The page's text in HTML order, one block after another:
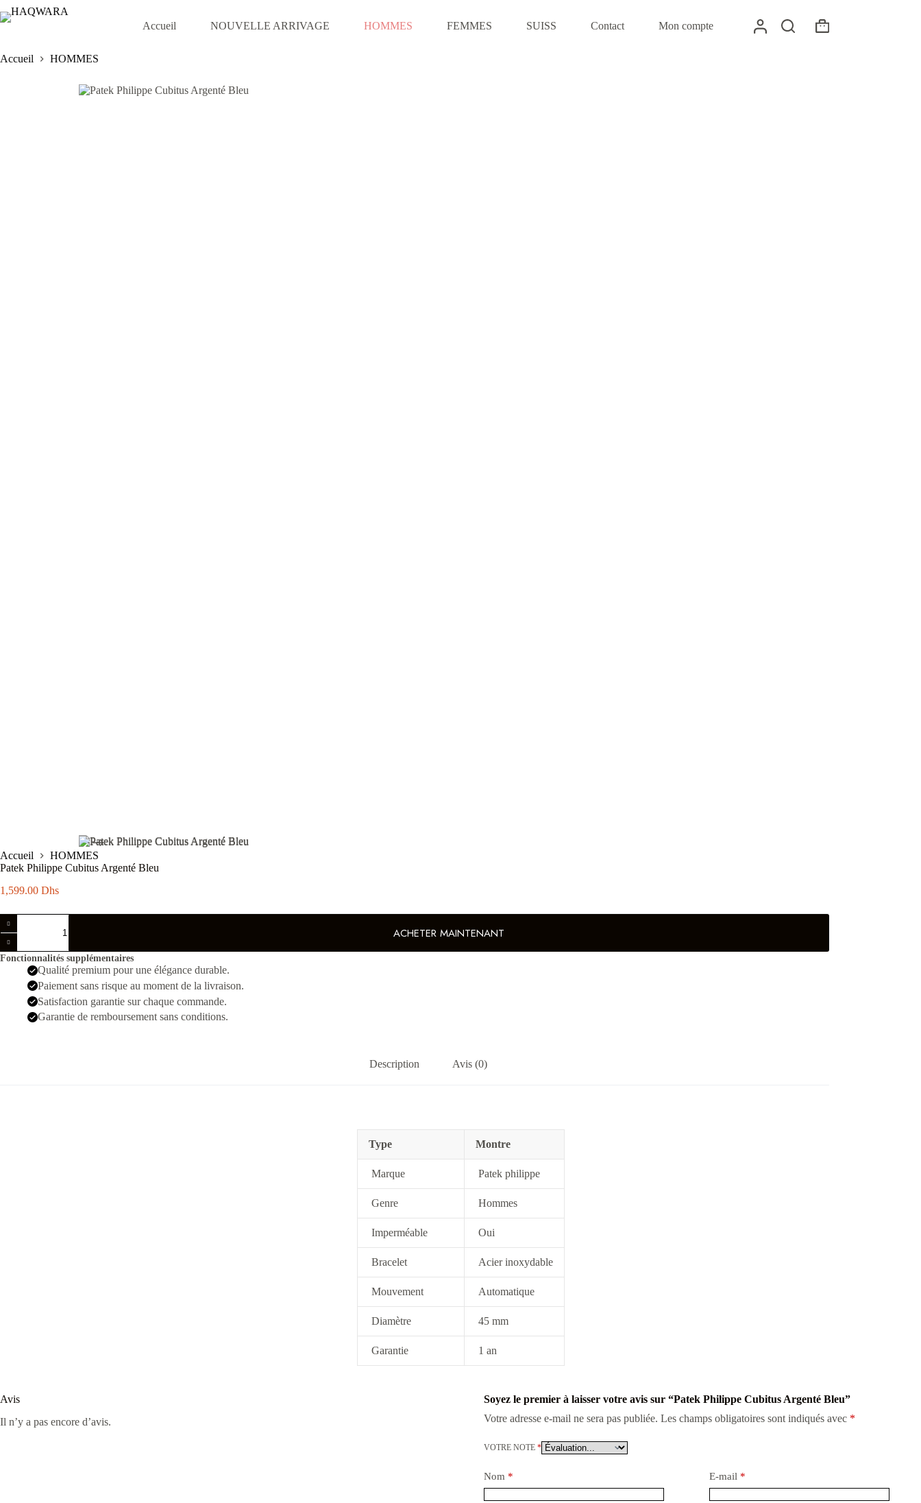
Passer
au
Accueil NOUVELLE ARRIVAGE HOMMES FEMMES SUISS Contact Mon compte
Panier
Accueil
HOMMES
Accueil
HOMMES
Patek Philippe Cubitus Argenté Bleu
1,599.00 Dhs
de
Patek
Philippe
Cubitus
Argenté
ACHETER MAINTENANT
Fonctionnalités supplémentaires
Qualité premium pour une élégance durable.
Paiement sans risque au moment de la livraison.
Satisfaction garantie sur chaque commande.
Garantie de remboursement sans conditions.
Description Avis (0)
Type Montre
Marque Patek philippe
Genre Hommes
Imperméable Oui
Bracelet Acier inoxydable
Mouvement Automatique
Diamètre 45 mm
Garantie 1 an
Avis
Il n’y a pas encore d’avis.
Soyez le premier à laisser votre avis sur “Patek Philippe Cubitus Argenté Bleu”
Votre adresse e-mail ne sera pas publiée. Les champs obligatoires sont indiqués avec *
VOTRE NOTE *
Nom * E-mail *